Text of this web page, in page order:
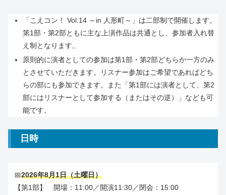
「こえコン！ Vol.14 ～in 人形町～」は二部制で開催します。
第1部・第2部ともに主な上演作品は共通とし、参加者入れ替
え制となります。
原則的に演者としての参加は第1部・第2部どちらか一方のみ
とさせていただきます。リスナー参加はご希望であればどち
らの部にも参加できます。また「第1部には演者として、第2
部にはリスナーとして参加する（またはその逆）」なども可
能です。
日時
📅2026年8月1日（土曜日）
【第1部】 開場：11:00／開演11:30／閉会：15:00